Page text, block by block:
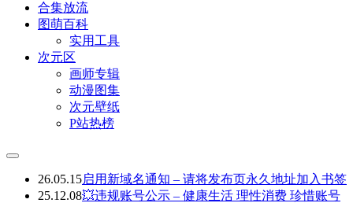
合集放流
图萌百科
实用工具
次元区
画师专辑
动漫图集
次元壁纸
P站热榜
26.05.15启用新域名通知 – 请将发布页永久地址加入书签
25.12.08💥违规账号公示 – 健康生活 理性消费 珍惜账号